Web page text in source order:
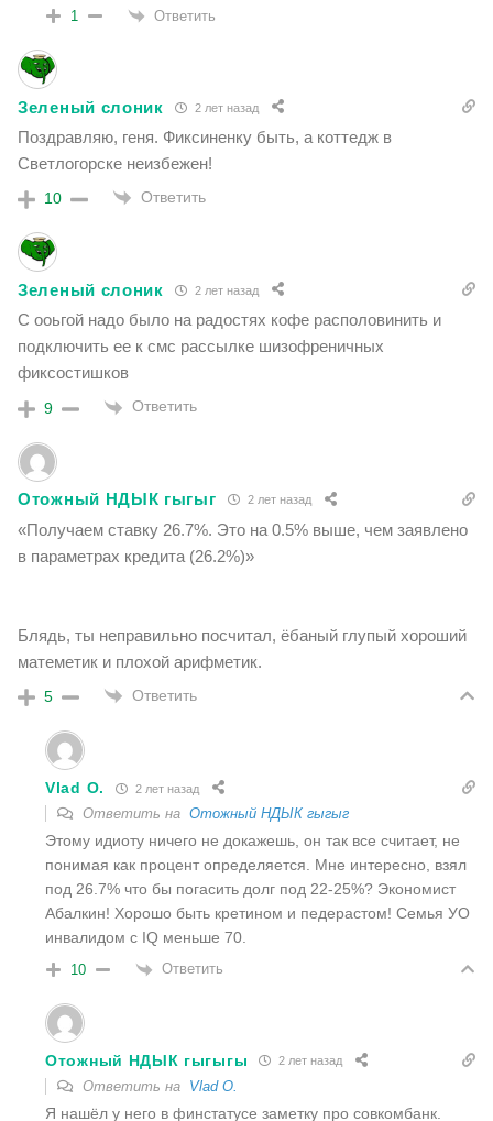
1 Ответить
Зеленый слоник 2 лет назад
Поздравляю, геня. Фиксиненку быть, а коттедж в
Светлогорске неизбежен!
10 Ответить
Зеленый слоник 2 лет назад
С ооьгой надо было на радостях кофе располовинить и
подключить ее к смс рассылке шизофреничных
фиксостишков
9 Ответить
Отожный НДЫК гыгыг 2 лет назад
«Получаем ставку 26.7%. Это на 0.5% выше, чем заявлено
в параметрах кредита (26.2%)»
Блядь, ты неправильно посчитал, ёбаный глупый хороший
матеметик и плохой арифметик.
5 Ответить
Vlad O. 2 лет назад
Ответить на Отожный НДЫК гыгыг
Этому идиоту ничего не докажешь, он так все считает, не
понимая как процент определяется. Мне интересно, взял
под 26.7% что бы погасить долг под 22-25%? Экономист
Абалкин! Хорошо быть кретином и педерастом! Семья УО
инвалидом с IQ меньше 70.
10 Ответить
Отожный НДЫК гыгыгы 2 лет назад
Ответить на Vlad O.
Я нашёл у него в финстатусе заметку про совкомбанк.